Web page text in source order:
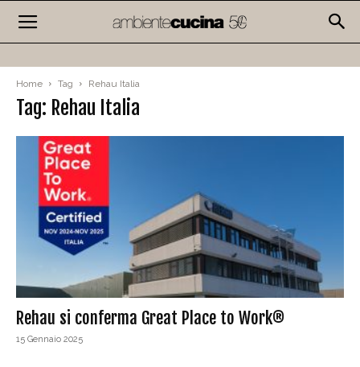
Home Tag Rehau Italia
Tag: Rehau Italia
Rehau si conferma Great Place to Work®
15 Gennaio 2025